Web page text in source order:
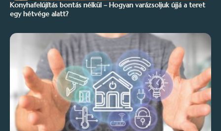
Konyhafelújítás bontás nélkül – Hogyan varázsoljuk újjá a teret
egy hétvége alatt?